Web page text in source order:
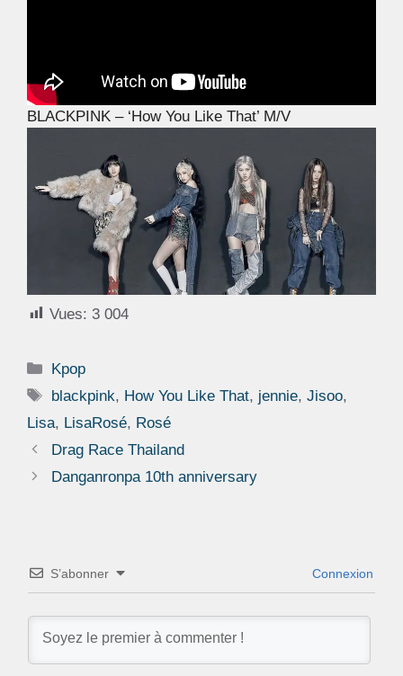
BLACKPINK – ‘How You Like That’ M/V
Vues: 3 004
Catégories
Kpop
Étiquettes
blackpink, How You Like That, jennie,Jisoo,
Lisa, LisaRosé, Rosé
Drag Race Thailand
Danganronpa 10th anniversary
S’abonner Connexion